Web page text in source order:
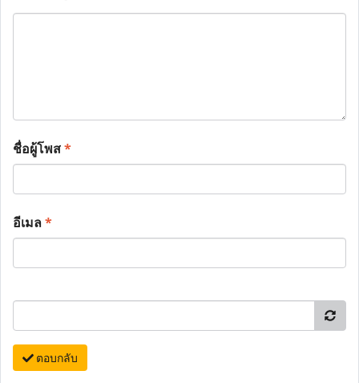
ชื่อผู้โพส*
อีเมล*
ตอบกลับ